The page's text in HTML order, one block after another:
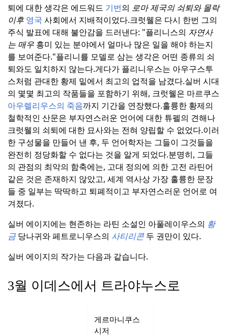
퇴에 대한 생각은 에드워드 기번의 로마 제국의 쇠퇴와 몰락
이후 영국 사회에서 지배적이었다.크럿웰은 다시 한번 그의
주식 발표에 대해 불안감을 드러낸다: "플리니스의 자연사
는 매우 흥미 있는 분야에서 얼마나 많은 일을 해야 하는지
를 보여준다."플리니를 모델로 삼는 생각은 어떤 종류의 쇠
퇴와도 일치하지 않는다.게다가 플리니우스는 아우구스투
스처럼 관대한 황제 밑에서 최고의 업적을 남겼다.실버 시대
의 몇몇 최고의 작품들을 포함하기 위해, 크럿웰은 마르쿠스
아우렐리우스의 죽음까지 기간을 연장했다.훌륭한 황제의
철학적인 산문은 부자연스러운 언어에 대한 튜펠의 견해나
크럿웰의 쇠퇴에 대한 묘사와는 전혀 양립할 수 없었다.이러
한 구성물을 만들어 낸 후, 두 언어학자는 그들이 그것들을
완전히 정당화할 수 없다는 것을 알게 되었다.분명히, 그들
의 관점의 최악의 함축에는, 고대 정의에 의한 고전 라틴어
같은 것은 존재하지 않았고, 세계 역사상 가장 훌륭한 문장
들 중 일부는 딱딱하고 퇴폐적이고 부자연스러운 언어로 여
겨졌다.
실버 에이지에는 현존하는 라틴 소설인 아풀레이우스의 황
금당나귀와 페트로니우스의 사티리콘두 권만이 있다.
실버 에이지의 작가는 다음과 같습니다.
3월 이데스에서 트라야누스로
게르마니쿠스
시저